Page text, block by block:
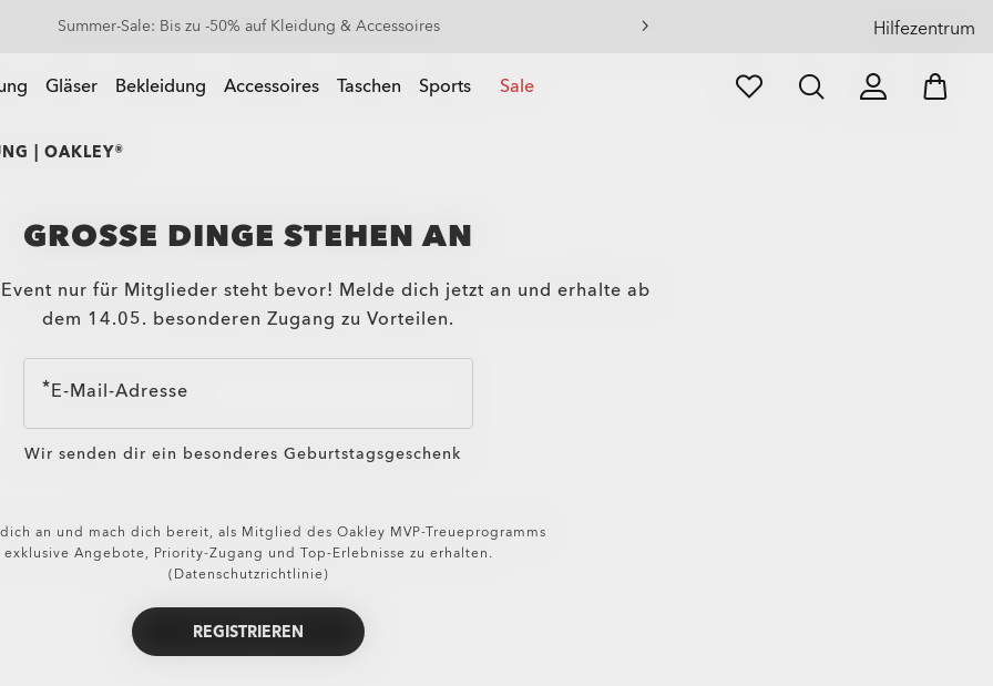
Summer-Sale: Bis zu -50% auf Kleidung & Accessoires Hilfezentrum
Gläser Bekleidung Accessoires Taschen Sports Sale
| OAKLEY®
GROSSE DINGE STEHEN AN
Event nur für Mitglieder steht bevor! Melde dich jetzt an und erhalte ab
dem 14.05. besonderen Zugang zu Vorteilen.
E-Mail-Adresse
Wir senden dir ein besonderes Geburtstagsgeschenk
an und mach dich bereit, als Mitglied des Oakley MVP-Treueprogramms
exklusive Angebote, Priority-Zugang und Top-Erlebnisse zu erhalten.
(Datenschutzrichtlinie)
REGISTRIEREN